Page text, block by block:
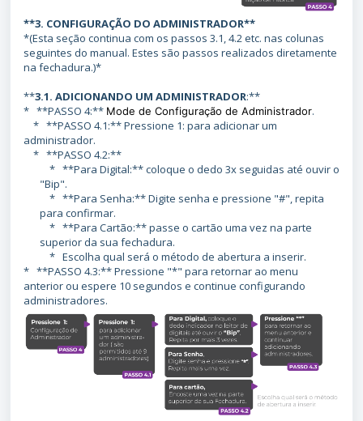
**3. CONFIGURAÇÃO DO ADMINISTRADOR**
*(Esta seção continua com os passos 3.1, 4.2 etc. nas colunas
seguintes do manual. Estes são passos realizados diretamente
na fechadura.)*
**3.1. ADICIONANDO UM ADMINISTRADOR:**
* **PASSO 4:** Mode de Configuração de Administrador.
* **PASSO 4.1:** Pressione 1: para adicionar um
administrador.
* **PASSO 4.2:**
* **Para Digital:** coloque o dedo 3x seguidas até ouvir o
"Bip".
* **Para Senha:** Digite senha e pressione "#", repita
para confirmar.
* **Para Cartão:** passe o cartão uma vez na parte
superior da sua fechadura.
* Escolha qual será o método de abertura a inserir.
* **PASSO 4.3:** Pressione "*" para retornar ao menu
anterior ou espere 10 segundos e continue configurando
administradores.